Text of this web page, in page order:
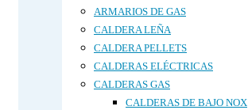
ARMARIOS DE GAS
CALDERA LEÑA
CALDERA PELLETS
CALDERAS ELÉCTRICAS
CALDERAS GAS
CALDERAS DE BAJO NOX